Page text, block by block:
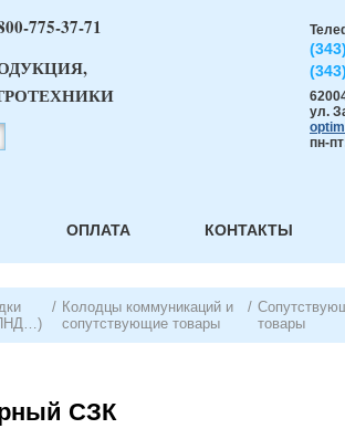
(343)
(343)
ул.
пн-
775-37-71
ОПЛАТА КОНТАКТЫ
/ Колодцы коммуникаций и
сопутствующие товары
/
товары
СЗК